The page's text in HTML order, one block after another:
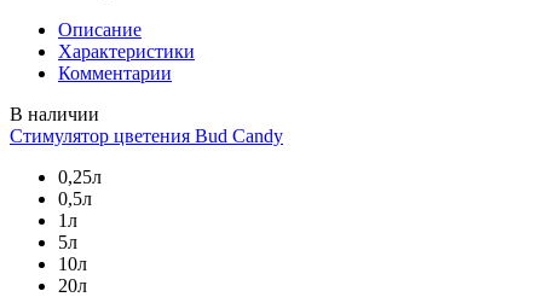
Описание
Характеристики
Комментарии
В наличии
Стимулятор цветения Bud Candy
0,25л
0,5л
1л
5л
10л
20л